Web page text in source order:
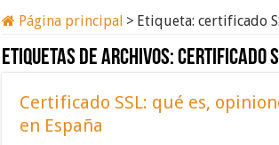
Página principal > Etiqueta:certificado
Etiquetas de archivos:certificado
Certificado SSL: qué es,
en España